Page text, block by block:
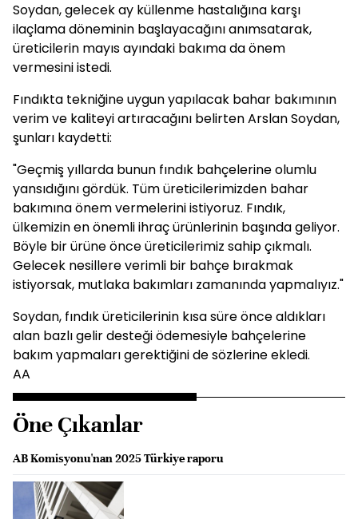
Soydan, gelecek ay küllenme hastalığına karşı
ilaçlama döneminin başlayacağını anımsatarak,
üreticilerin mayıs ayındaki bakıma da önem
vermesini istedi.
Fındıkta tekniğine uygun yapılacak bahar bakımının
verim ve kaliteyi artıracağını belirten Arslan Soydan,
şunları kaydetti:
"Geçmiş yıllarda bunun fındık bahçelerine olumlu
yansıdığını gördük. Tüm üreticilerimizden bahar
bakımına önem vermelerini istiyoruz. Fındık,
ülkemizin en önemli ihraç ürünlerinin başında geliyor.
Böyle bir ürüne önce üreticilerimiz sahip çıkmalı.
Gelecek nesillere verimli bir bahçe bırakmak
istiyorsak, mutlaka bakımları zamanında yapmalıyız."
Soydan, fındık üreticilerinin kısa süre önce aldıkları
alan bazlı gelir desteği ödemesiyle bahçelerine
bakım yapmaları gerektiğini de sözlerine ekledi.
AA
Öne Çıkanlar
AB Komisyonu'nan 2025 Türkiye raporu